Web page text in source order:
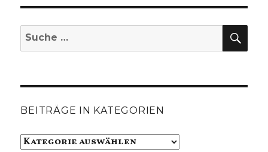
Suche
nach:
BEITRÄGE IN KATEGORIEN
Beiträge